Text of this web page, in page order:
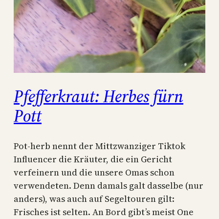
Pfefferkraut: Herbes fürn
Pott
Pot-herb nennt der Mittzwanziger Tiktok
Influencer die Kräuter, die ein Gericht
verfeinern und die unsere Omas schon
verwendeten. Denn damals galt dasselbe (nur
anders), was auch auf Segeltouren gilt:
Frisches ist selten. An Bord gibt’s meist One